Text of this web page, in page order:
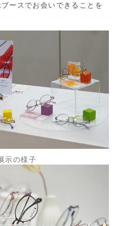
ースでお会いできることを
示の様子